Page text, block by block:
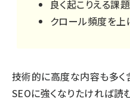
良く起こりえる課題
クロール頻度を
技術的に高度な内容も多く
SEOに強くなりたければ読